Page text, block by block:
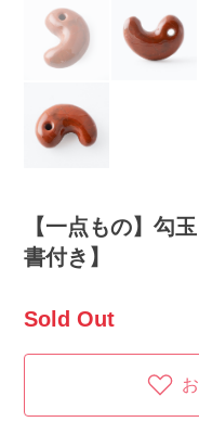
【一点もの】勾
書付き】
Sold Out